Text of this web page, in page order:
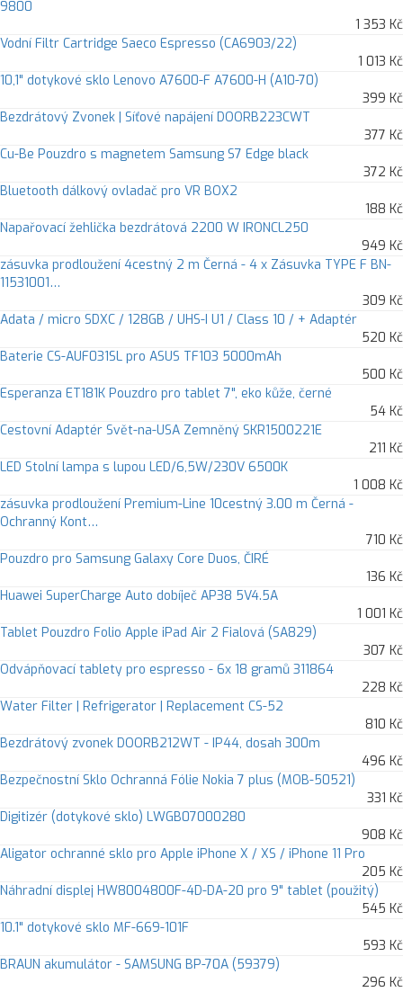
9800
1 353 Kč
Vodní Filtr Cartridge Saeco Espresso (CA6903/22)
1 013 Kč
10,1" dotykové sklo Lenovo A7600-F A7600-H (A10-70)
399 Kč
Bezdrátový Zvonek | Síťové napájení DOORB223CWT
377 Kč
Cu-Be Pouzdro s magnetem Samsung S7 Edge black
372 Kč
Bluetooth dálkový ovladač pro VR BOX2
188 Kč
Napařovací žehlička bezdrátová 2200 W IRONCL250
949 Kč
zásuvka prodloužení 4cestný 2 m Černá - 4 x Zásuvka TYPE F BN-
11531001…
309 Kč
Adata / micro SDXC / 128GB / UHS-I U1 / Class 10 / + Adaptér
520 Kč
Baterie CS-AUF031SL pro ASUS TF103 5000mAh
500 Kč
Esperanza ET181K Pouzdro pro tablet 7", eko kůže, černé
54 Kč
Cestovní Adaptér Svět-na-USA Zemněný SKR1500221E
211 Kč
LED Stolní lampa s lupou LED/6,5W/230V 6500K
1 008 Kč
zásuvka prodloužení Premium-Line 10cestný 3.00 m Černá -
Ochranný Kont…
710 Kč
Pouzdro pro Samsung Galaxy Core Duos, ČIRÉ
136 Kč
Huawei SuperCharge Auto dobíječ AP38 5V4.5A
1 001 Kč
Tablet Pouzdro Folio Apple iPad Air 2 Fialová (SA829)
307 Kč
Odvápňovací tablety pro espresso - 6x 18 gramů 311864
228 Kč
Water Filter | Refrigerator | Replacement CS-52
810 Kč
Bezdrátový zvonek DOORB212WT - IP44, dosah 300m
496 Kč
Bezpečnostní Sklo Ochranná Fólie Nokia 7 plus (MOB-50521)
331 Kč
Digitizér (dotykové sklo) LWGB07000280
908 Kč
Aligator ochranné sklo pro Apple iPhone X / XS / iPhone 11 Pro
205 Kč
Náhradní displej HW8004800F-4D-DA-20 pro 9" tablet (použitý)
545 Kč
10.1" dotykové sklo MF-669-101F
593 Kč
BRAUN akumulátor - SAMSUNG BP-70A (59379)
296 Kč